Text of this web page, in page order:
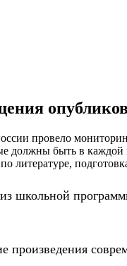
провело
должны быть в каждой
литературе,
школьной
произведения